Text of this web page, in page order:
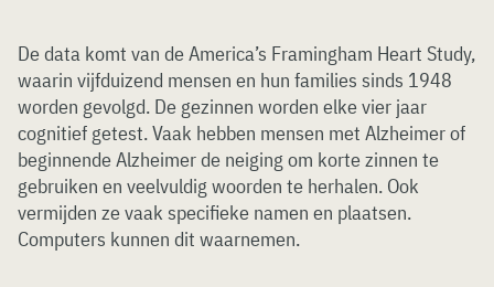
De data komt van de America’s Framingham Heart Study,
waarin vijfduizend mensen en hun families sinds 1948
worden gevolgd. De gezinnen worden elke vier jaar
cognitief getest. Vaak hebben mensen met Alzheimer of
beginnende Alzheimer de neiging om korte zinnen te
gebruiken en veelvuldig woorden te herhalen. Ook
vermijden ze vaak specifieke namen en plaatsen.
Computers kunnen dit waarnemen.